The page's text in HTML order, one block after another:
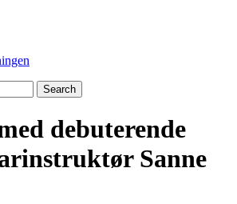
debuterende
Sanne